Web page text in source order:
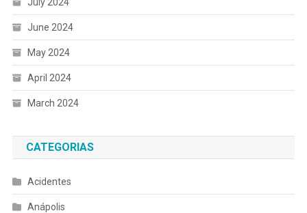
June 2024
May 2024
April 2024
March 2024
CATEGORIAS
Acidentes
Anápolis